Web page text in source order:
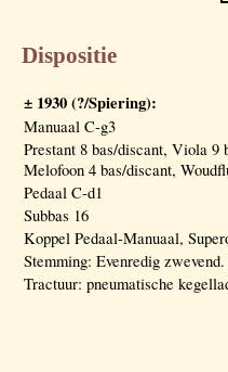
Dispositie
± 1930 (?/Spiering):
Manuaal C-g3
Prestant 8 bas/discant, Viola 9
Melofoon 4 bas/discant,
Pedaal C-d1
Subbas 16
Koppel Pedaal-Manuaal,
Stemming: Evenredig
Tractuur: pneumatische